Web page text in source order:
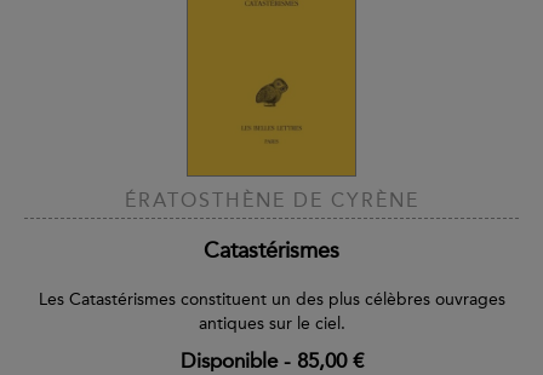
ÉRATOSTHÈNE DE CYRÈNE
Catastérismes
Les Catastérismes constituent un des plus célèbres ouvrages
antiques sur le ciel.
Disponible- 85,00 €